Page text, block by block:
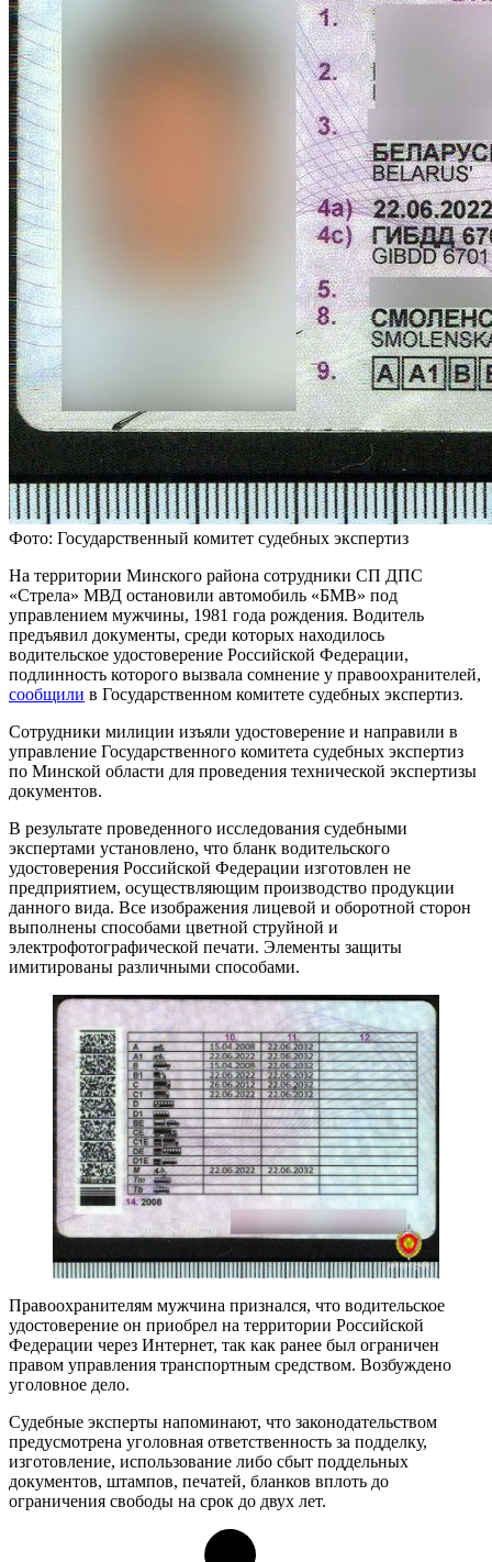
Фото: Государственный комитет судебных экспертиз
На территории Минского района сотрудники СП ДПС
«Стрела» МВД остановили автомобиль «БМВ» под
управлением мужчины, 1981 года рождения. Водитель
предъявил документы, среди которых находилось
водительское удостоверение Российской Федерации,
подлинность которого вызвала сомнение у правоохранителей,
сообщили в Государственном комитете судебных экспертиз.
Сотрудники милиции изъяли удостоверение и направили в
управление Государственного комитета судебных экспертиз
по Минской области для проведения технической экспертизы
документов.
В результате проведенного исследования судебными
экспертами установлено, что бланк водительского
удостоверения Российской Федерации изготовлен не
предприятием, осуществляющим производство продукции
данного вида. Все изображения лицевой и оборотной сторон
выполнены способами цветной струйной и
электрофотографической печати. Элементы защиты
имитированы различными способами.
Правоохранителям мужчина признался, что водительское
удостоверение он приобрел на территории Российской
Федерации через Интернет, так как ранее был ограничен
правом управления транспортным средством. Возбуждено
уголовное дело.
Судебные эксперты напоминают, что законодательством
предусмотрена уголовная ответственность за подделку,
изготовление, использование либо сбыт поддельных
документов, штампов, печатей, бланков вплоть до
ограничения свободы на срок до двух лет.